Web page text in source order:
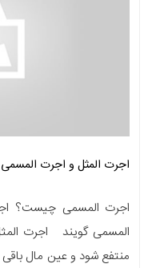
اجرت المثل و اجرت المسمی
اجرت المسمی چیست؟
المسمی گویند اجرت
منتفع شود و عین مال